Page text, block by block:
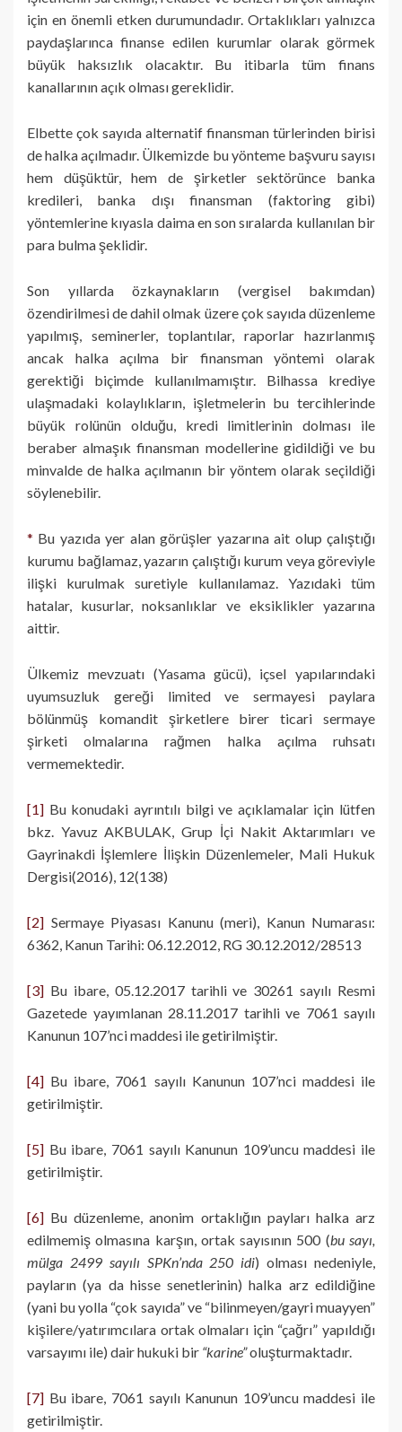
için en önemli etken durumundadır. Ortaklıkları yalnızca
paydaşlarınca finanse edilen kurumlar olarak görmek
büyük haksızlık olacaktır. Bu itibarla tüm finans
kanallarının açık olması gereklidir.
Elbette çok sayıda alternatif finansman türlerinden birisi
de halka açılmadır. Ülkemizde bu yönteme başvuru sayısı
hem düşüktür, hem de şirketler sektörünce banka
kredileri, banka dışı finansman (faktoring gibi)
yöntemlerine kıyasla daima en son sıralarda kullanılan bir
para bulma şeklidir.
Son yıllarda özkaynakların (vergisel bakımdan)
özendirilmesi de dahil olmak üzere çok sayıda düzenleme
yapılmış, seminerler, toplantılar, raporlar hazırlanmış
ancak halka açılma bir finansman yöntemi olarak
gerektiği biçimde kullanılmamıştır. Bilhassa krediye
ulaşmadaki kolaylıkların, işletmelerin bu tercihlerinde
büyük rolünün olduğu, kredi limitlerinin dolması ile
beraber almaşık finansman modellerine gidildiği ve bu
minvalde de halka açılmanın bir yöntem olarak seçildiği
söylenebilir.
* Bu yazıda yer alan görüşler yazarına ait olup çalıştığı
kurumu bağlamaz, yazarın çalıştığı kurum veya göreviyle
ilişki kurulmak suretiyle kullanılamaz. Yazıdaki tüm
hatalar, kusurlar, noksanlıklar ve eksiklikler yazarına
aittir.
Ülkemiz mevzuatı (Yasama gücü), içsel yapılarındaki
uyumsuzluk gereği limited ve sermayesi paylara
bölünmüş komandit şirketlere birer ticari sermaye
şirketi olmalarına rağmen halka açılma ruhsatı
vermemektedir.
[1] Bu konudaki ayrıntılı bilgi ve açıklamalar için lütfen
bkz. Yavuz AKBULAK, Grup İçi Nakit Aktarımları ve
Gayrinakdi İşlemlere İlişkin Düzenlemeler, Mali Hukuk
Dergisi(2016), 12(138)
[2] Sermaye Piyasası Kanunu (meri), Kanun Numarası:
6362, Kanun Tarihi: 06.12.2012, RG 30.12.2012/28513
[3] Bu ibare, 05.12.2017 tarihli ve 30261 sayılı Resmi
Gazetede yayımlanan 28.11.2017 tarihli ve 7061 sayılı
Kanunun 107’nci maddesi ile getirilmiştir.
[4] Bu ibare, 7061 sayılı Kanunun 107’nci maddesi ile
getirilmiştir.
[5] Bu ibare, 7061 sayılı Kanunun 109’uncu maddesi ile
getirilmiştir.
[6] Bu düzenleme, anonim ortaklığın payları halka arz
edilmemiş olmasına karşın, ortak sayısının 500 (bu sayı,
mülga 2499 sayılı SPKn’nda 250 idi) olması nedeniyle,
payların (ya da hisse senetlerinin) halka arz edildiğine
(yani bu yolla “çok sayıda” ve “bilinmeyen/gayri muayyen”
kişilere/yatırımcılara ortak olmaları için “çağrı” yapıldığı
varsayımı ile) dair hukuki bir “karine”oluşturmaktadır.
[7] Bu ibare, 7061 sayılı Kanunun 109’uncu maddesi ile
getirilmiştir.